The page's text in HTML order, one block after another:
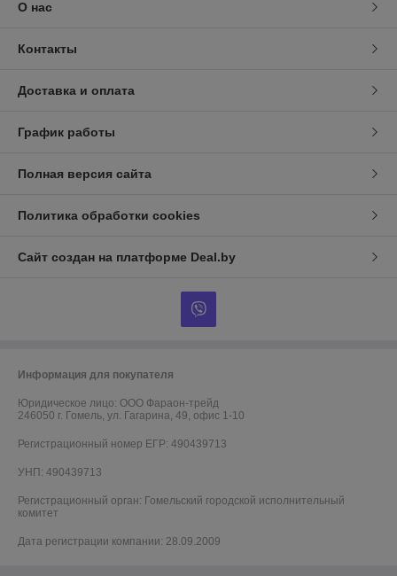
О нас
Контакты
Доставка и оплата
График работы
Полная версия сайта
Политика обработки cookies
Сайт создан на платформе Deal.by
Информация для покупателя
Юридическое лицо: ООО Фараон-трейд
246050 г. Гомель, ул. Гагарина, 49, офис 1-10
Регистрационный номер ЕГР: 490439713
УНП: 490439713
Регистрационный орган: Гомельский городской исполнительный
комитет
Дата регистрации компании: 28.09.2009